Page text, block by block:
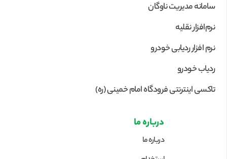
سامانه مدیریت ناوگان
نرم‌افزار نقلیه
نرم افزار ردیابی خودرو
ردیاب خودرو
تاکسی اینترنتی فرودگاه امام خمینی (ره)
درباره ما
درباره ما